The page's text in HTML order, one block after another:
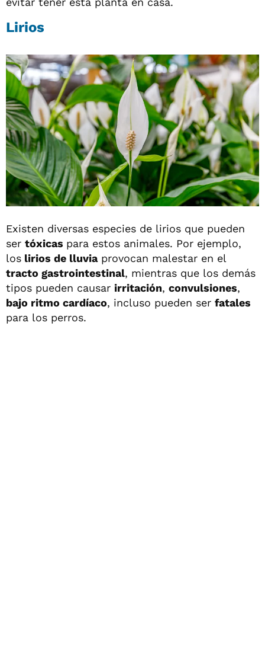
Lirios
Existen diversas especies de lirios que pueden
ser tóxicas para estos animales. Por ejemplo,
los lirios de lluviaprovocan malestar en el
tracto gastrointestinal, mientras que los demás
tipos pueden causar irritación, convulsiones,
bajo ritmo cardíaco, incluso pueden ser fatales
para los perros.